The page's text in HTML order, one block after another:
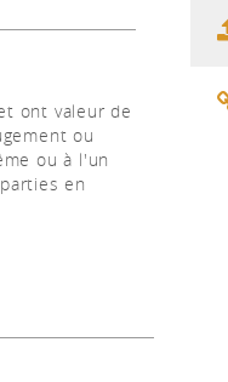
ont valeur de
ou
ou à l'un
en